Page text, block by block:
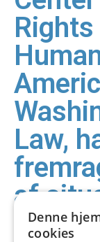
Rights
Law,
af
The Swedish
experiment in
Denne
cookies